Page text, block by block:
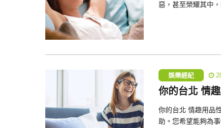
惡，甚至榮耀其中
娛樂經紀
你的台北 情
你的台北 情趣用品
助。您希望能夠為